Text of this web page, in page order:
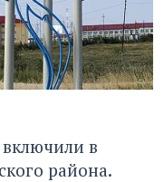
в
района.